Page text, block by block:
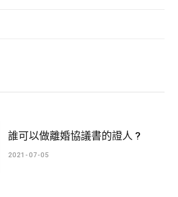
誰可以做離婚協議書的證人 ?
2021-07-05